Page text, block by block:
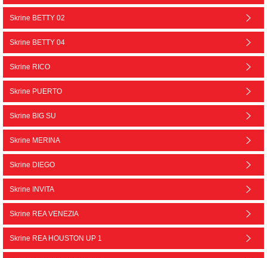
Skrine BETTY 02
Skrine BETTY 04
Skrine RICO
Skrine PUERTO
Skrine BIG SU
Skrine MERINA
Skrine DIEGO
Skrine INVITA
Skrine REA VENEZIA
Skrine REA HOUSTON UP 1